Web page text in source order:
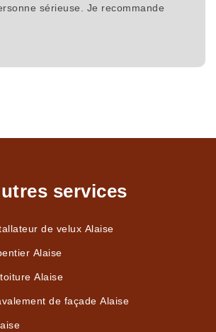
sérieuse. Je recommande
services
de velux Alaise
Alaise
Alaise
de façade Alaise